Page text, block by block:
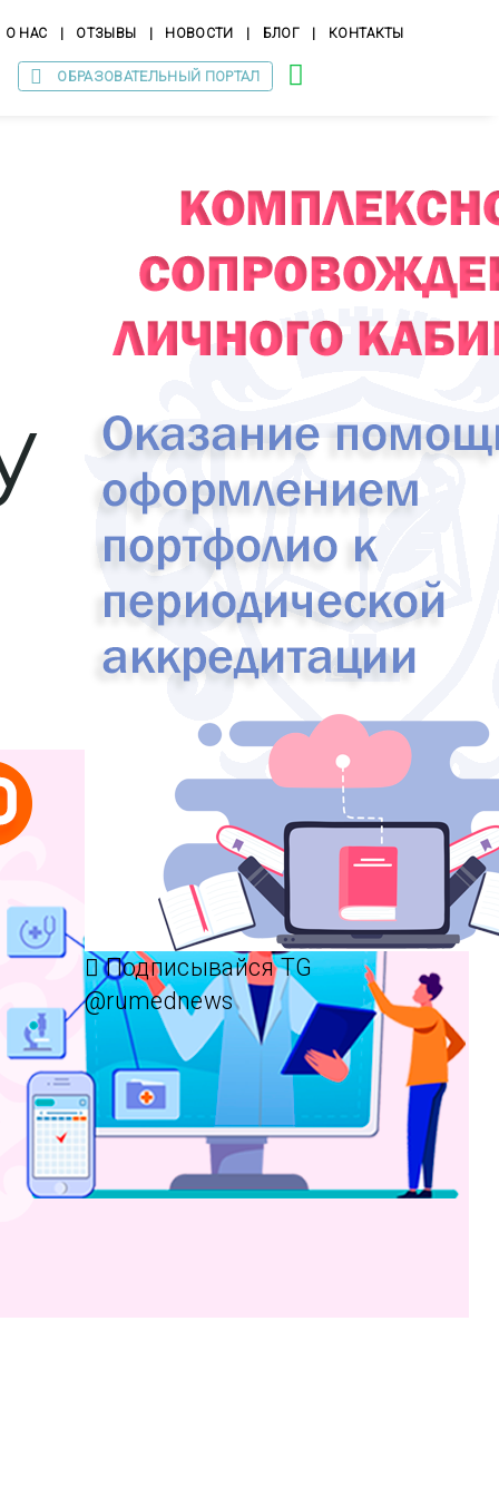
О НАС ОТЗЫВЫ НОВОСТИ БЛОГ КОНТАКТЫ
ОБРАЗОВАТЕЛЬНЫЙ ПОРТАЛ
Подписывайся TG
@rumednews